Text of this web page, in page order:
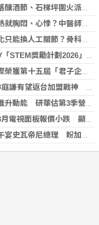
石梯坪圍火派對 分別在中秋與國慶連假登場
悸？中醫師提醒：高溫讓心臟負擔大增，別輕忽身體警訊
工關節？骨科醫師解析「退化性關節炎」治療評估
式開始｜獲長隆度假區全力支持 推出《主題樂園有趣科學大探索》第二季及「長隆小科學家大獎」
五屆「君子企業獎」 卓越ESG及營商表現備受肯定
望返台加盟戰神 陳冠全笑稱不是AI嗎
能 研華估第3季營收雙增、毛利率持穩
面板報價小跌 顯示器及NB面板持平
瓦帝尼總理 盼加強各領域雙邊合作
08-06 12:41:40)